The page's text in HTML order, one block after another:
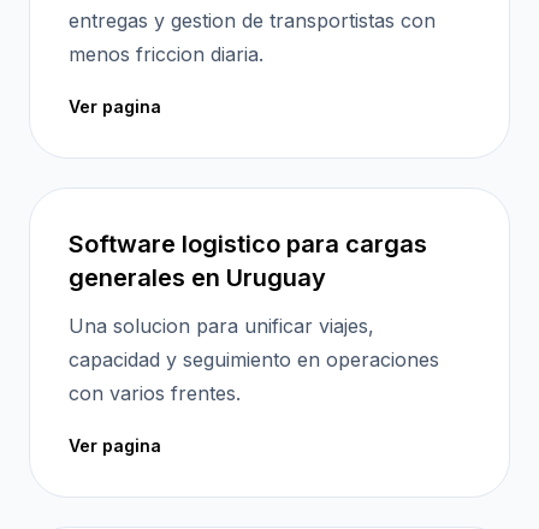
entregas y gestion de transportistas con
menos friccion diaria.
Ver pagina
Software logistico para cargas
generales en Uruguay
Una solucion para unificar viajes,
capacidad y seguimiento en operaciones
con varios frentes.
Ver pagina